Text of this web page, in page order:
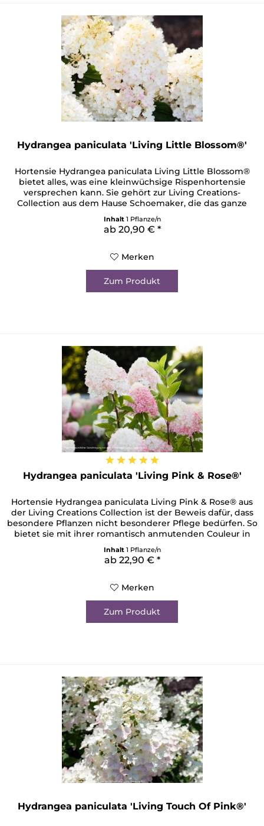
Hydrangea paniculata 'Living Little Blossom®'
Hortensie Hydrangea paniculata Living Little Blossom®
bietet alles, was eine kleinwüchsige Rispenhortensie
versprechen kann. Sie gehört zur Living Creations-
Collection aus dem Hause Schoemaker, die das ganze
Know-how einer langjährigen Züchtererfahrung
genießen darf. Ihr Wuchs baut schön kompakt auf, ihre
Stängel weisen eine besondere Stärke auf und ihre
Inhalt 1 Pflanze/n
ab 20,90 € *
Merken
Zum Produkt
Hydrangea paniculata 'Living Pink & Rose®'
Hortensie Hydrangea paniculata Living Pink & Rose® aus
der Living Creations Collection ist der Beweis dafür, dass
besondere Pflanzen nicht besonderer Pflege bedürfen. So
bietet sie mit ihrer romantisch anmutenden Couleur in
strahlendem Weiß und softem Pink einen geradezu
bezaubernden Anblick. Ihre großen Blüten thronen auf
starken Stängeln, trotzen Wind und Wetter und...
Inhalt 1 Pflanze/n
ab 22,90 € *
Merken
Zum Produkt
Hydrangea paniculata 'Living Touch Of Pink®'